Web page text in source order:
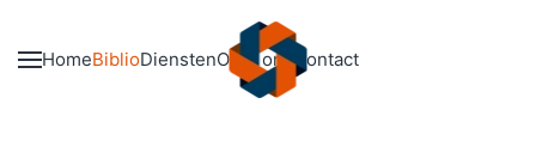
Skip to main content
HomeBiblioDienstenOver onsContact